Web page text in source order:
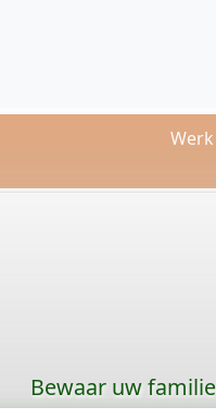
Bewaar uw